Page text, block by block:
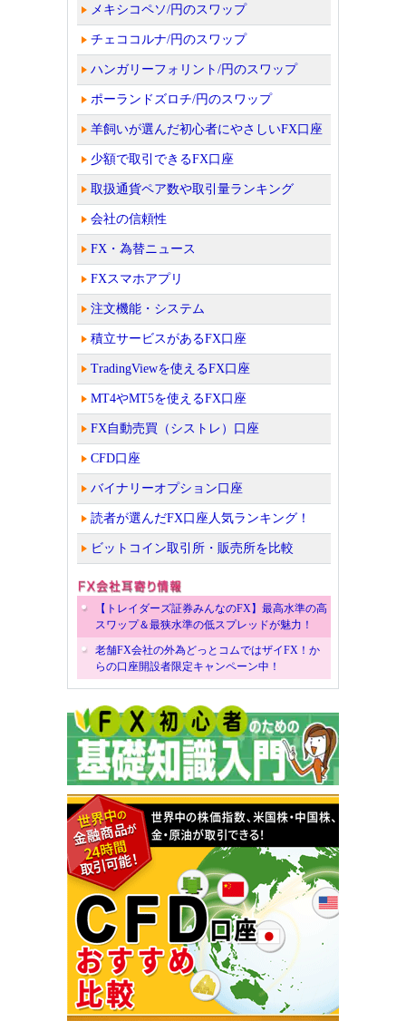
メキシコペソ/円のスワップ
チェココルナ/円のスワップ
ハンガリーフォリント/円のスワップ
ポーランドズロチ/円のスワップ
羊飼いが選んだ初心者にやさしいFX口座
少額で取引できるFX口座
取扱通貨ペア数や取引量ランキング
会社の信頼性
FX・為替ニュース
FXスマホアプリ
注文機能・システム
積立サービスがあるFX口座
TradingViewを使えるFX口座
MT4やMT5を使えるFX口座
FX自動売買（シストレ）口座
CFD口座
バイナリーオプション口座
読者が選んだFX口座人気ランキング！
ビットコイン取引所・販売所を比較
【トレイダーズ証券みんなのFX】最高水準の高
スワップ＆最狭水準の低スプレッドが魅力！
老舗FX会社の外為どっとコムではザイFX！か
らの口座開設者限定キャンペーン中！